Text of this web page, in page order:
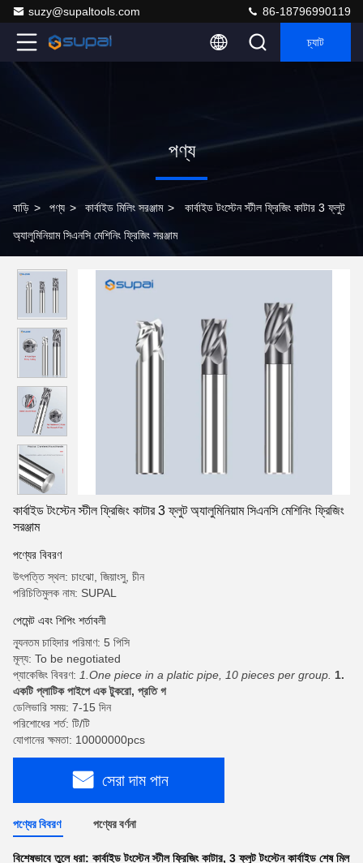
suzy@supaltools.com 86-18796990119
চ্যাট
পণ্য
বাড়ি > পণ্য > কার্বাইড মিলিং সরঞ্জাম > কার্বাইড টংস্টেন স্টীল ফ্রিজিং কাটার 3 ফ্লুট
অ্যালুমিনিয়াম সিএনসি মেশিনিং ফ্রিজিং সরঞ্জাম
কার্বাইড টংস্টেন স্টীল ফ্রিজিং কাটার 3 ফ্লুট অ্যালুমিনিয়াম সিএনসি মেশিনিং ফ্রিজিং
সরঞ্জাম
পণ্যের বিবরণ
উৎপত্তি স্থল: চাংঝো, জিয়াংসু, চীন
পরিচিতিমুলক নাম: SUPAL
পেমেন্ট এবং শিপিং শর্তাবলী
ন্যূনতম চাহিদার পরিমাণ: 5 পিসি
মূল্য: To be negotiated
প্যাকেজিং বিবরণ: 1.One piece in a platic pipe, 10 pieces per group. 1.
একটি প্লাটিক পাইপে এক টুকরো, প্রতি গ
ডেলিভারি সময়: 7-15 দিন
পরিশোধের শর্ত: টি/টি
যোগানের ক্ষমতা: 10000000pcs
সেরা দাম পান
পণ্যের বিবরণ পণ্যের বর্ণনা
বিশেষভাবে তুলে ধরা: কার্বাইড টংস্টেন স্টীল ফ্রিজিং কাটার, 3 ফ্লুট টংস্টেন কার্বাইড শেষ মিল